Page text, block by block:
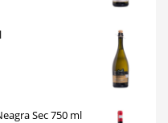
Sec 750 ml